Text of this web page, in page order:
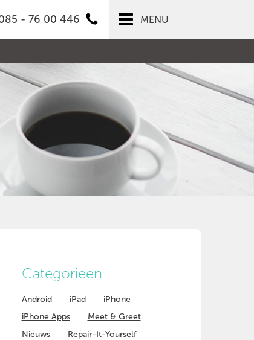
- 76 00 446 MENU
Categorieen
Android iPad
iPhone
iPhone Apps
Meet & Greet
Nieuws
Repair-It-Yourself